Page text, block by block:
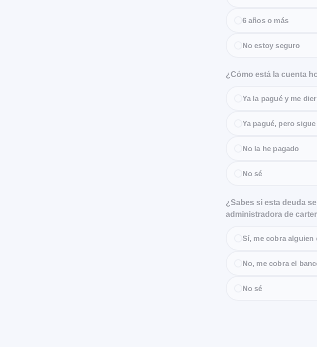
6 años o más
No estoy seguro
¿Cómo está la cuenta
Ya la pagué y me
Ya pagué, pero
No la he pagado
No sé
¿Sabes si esta deuda
administradora de
Sí, me cobra
No, me cobra el
No sé